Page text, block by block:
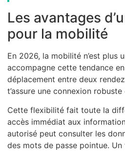
Les avantages
pour la mobilité
En 2026, la mobilité n’est plus
accompagne cette tendance
déplacement entre deux
t’assure une connexion
Cette flexibilité fait toute la
accès immédiat aux
autorisé peut consulter les
des mots de passe pointue.